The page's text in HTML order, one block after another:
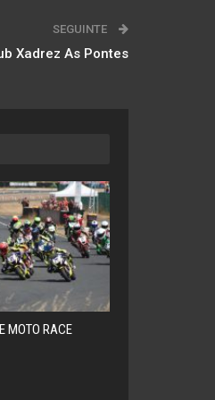
SEGUINTE
Xadrez As Pontes
MOTO RACE